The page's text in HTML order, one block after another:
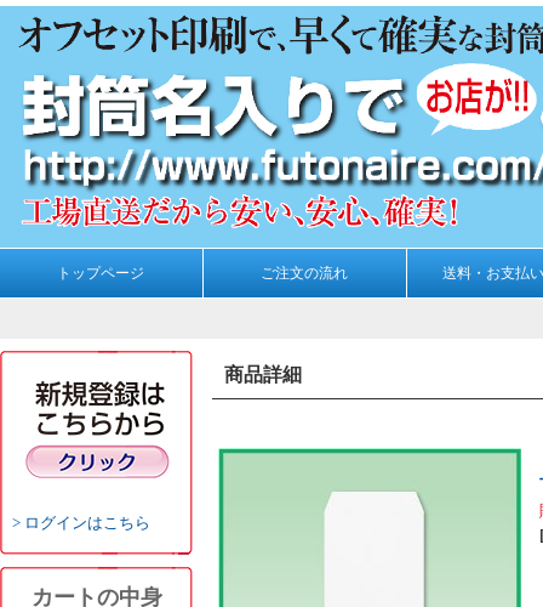
トップページ ご注文の流れ 送料・お支払
ログインはこちら
カートの中身
商品詳細